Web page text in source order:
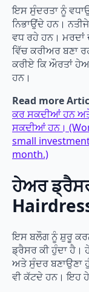
ਇਸ ਸੁੰਦਰਤਾ ਨੂੰ
ਨਿਭਾਉਂਦੇ ਹਨ।
ਵਧ ਰਹੇ ਹਨ। ਮਰਦਾਂ
ਵਿੱਚ ਕਰੀਅਰ ਬਣਾ
ਕਰੀਏ ਕਿ ਔਰਤਾਂ
ਹਨ।
Read more
ਕਰ ਸਕਦੀਆਂ ਹਨ ਅਤੇ
ਸਕਦੀਆਂ ਹਨ।
small
month.)
ਹੇਅਰ
ਇਸ ਬਲੌਗ ਨੂੰ ਸ਼ੁਰੂ
ਡ੍ਰੈਸਰ ਕੀ ਹੁੰਦਾ ਹੈ।
ਅਤੇ ਸੁੰਦਰ ਬਣਾਉਣਾ
ਵੀ ਕੱਟਦੇ ਹਨ। ਇਹ